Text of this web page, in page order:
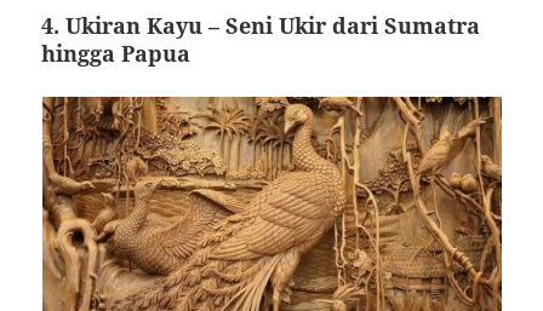
4.Ukiran Kayu – Seni Ukir dari Sumatra
hingga Papua